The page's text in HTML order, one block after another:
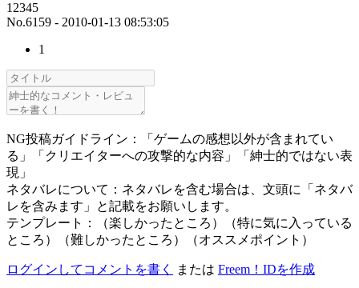
12345
No.6159 - 2010-01-13 08:53:05
1
NG投稿ガイドライン：「ゲームの感想以外が含まれてい
る」「クリエイターへの攻撃的な内容」「紳士的ではない表
現」
ネタバレについて：ネタバレを含む場合は、文頭に「ネタバ
レを含みます」と記載をお願いします。
テンプレート：（楽しかったところ）（特に気に入っている
ところ）（難しかったところ）（オススメポイント）
ログインしてコメントを書く または Freem！IDを作成